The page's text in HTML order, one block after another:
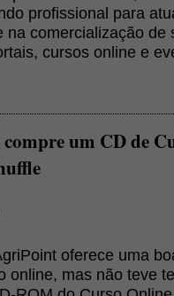
profissional para
na comercialização de
cursos online e
um CD de
oferece uma
online, mas não teve